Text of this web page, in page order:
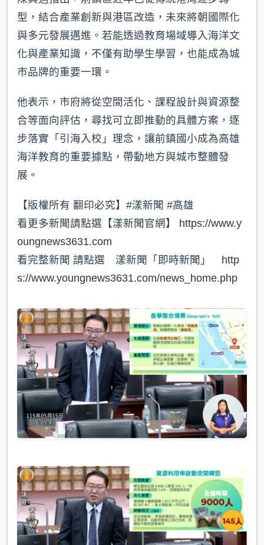
型，結合產業創新與港區改造，未來將朝國際化
與多元發展邁進。若能透過教育場域導入海洋文
化與產業知識，不僅有助學生學習，也能成為城
市品牌的重要一環。
他表示，市府將從空間活化、課程設計與資源整
合等面向評估，尋找可立即推動的具體方案，逐
步落實「引海入校」理念，讓前鎮國小成為高雄
海洋教育的重要據點，帶動地方與城市整體發
展。
【版權所有 翻印必究】#漾新聞 #高雄
看更多新聞請點選【漾新聞官網】 https://www.y
oungnews3631.com
看完整新聞 請點選 漾新聞「即時新聞」 http
s://www.youngnews3631.com/news_home.php